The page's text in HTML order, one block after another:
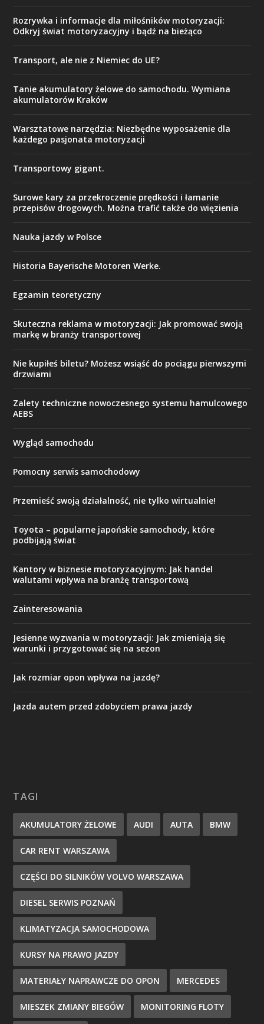
Rozrywka i informacje dla miłośników motoryzacji:
Odkryj świat motoryzacyjny i bądź na bieżąco
Transport, ale nie z Niemiec do UE?
Tanie akumulatory żelowe do samochodu. Wymiana
akumulatorów Kraków
Warsztatowe narzędzia: Niezbędne wyposażenie dla
każdego pasjonata motoryzacji
Transportowy gigant.
Surowe kary za przekroczenie prędkości i łamanie
przepisów drogowych. Można trafić także do więzienia
Nauka jazdy w Polsce
Historia Bayerische Motoren Werke.
Egzamin teoretyczny
Skuteczna reklama w motoryzacji: Jak promować swoją
markę w branży transportowej
Nie kupiłeś biletu? Możesz wsiąść do pociągu pierwszymi
drzwiami
Zalety techniczne nowoczesnego systemu hamulcowego
AEBS
Wygląd samochodu
Pomocny serwis samochodowy
Przemieść swoją działalność, nie tylko wirtualnie!
Toyota – popularne japońskie samochody, które
podbijają świat
Kantory w biznesie motoryzacyjnym: Jak handel
walutami wpływa na branżę transportową
Zainteresowania
Jesienne wyzwania w motoryzacji: Jak zmieniają się
warunki i przygotować się na sezon
Jak rozmiar opon wpływa na jazdę?
Jazda autem przed zdobyciem prawa jazdy
TAGI
AKUMULATORY ŻELOWE AUDI AUTA BMW
CAR RENT WARSZAWA
CZĘŚCI DO SILNIKÓW VOLVO WARSZAWA
DIESEL SERWIS POZNAŃ
KLIMATYZACJA SAMOCHODOWA
KURSY NA PRAWO JAZDY
MATERIAŁY NAPRAWCZE DO OPON MERCEDES
MIESZEK ZMIANY BIEGÓW MONITORING FLOTY